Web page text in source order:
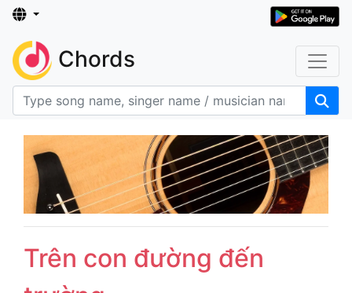
Chords
Trên con đường đến